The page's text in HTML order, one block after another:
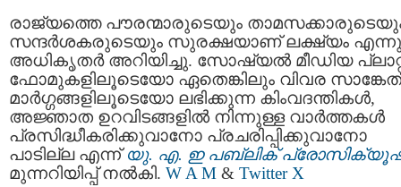
രാജ്യത്തെ പൗരന്മാരുടെയും
സന്ദർശകരുടെയും സുരക്ഷയാണ് ലക്ഷ്യം
അധികൃതർ അറിയിച്ചു. സോഷ്യൽ മീഡിയ
ഫോമുകളിലൂടെയോ ഏതെങ്കിലും വിവര
മാർഗ്ഗങ്ങളിലൂടെയോ ലഭിക്കുന്ന കിംവദന്തികൾ,
അജ്ഞാത ഉറവിടങ്ങളിൽ നിന്നുള്ള വാർത്തകൾ
പ്രസിദ്ധീകരിക്കുവാനോ പ്രചരിപ്പിക്കുവാനോ
പാടില്ല എന്ന്യു. എ. ഇ പബ്ലിക്
മുന്നറിയിപ്പ് നൽകി. W A M & Twitter X